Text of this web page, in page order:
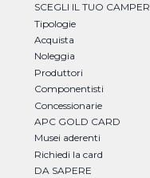
SCEGLI IL TUO CAMPER
Tipologie
Acquista
Noleggia
Produttori
Componentisti
Concessionarie
APC GOLD CARD
Musei aderenti
Richiedi la card
DA SAPERE